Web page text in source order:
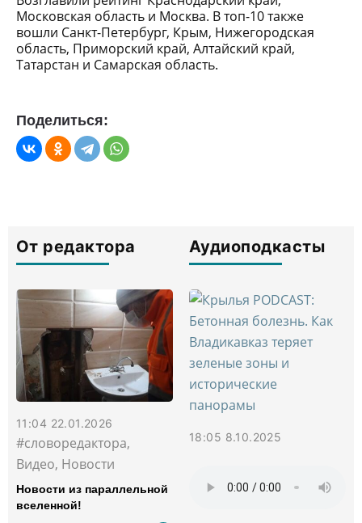
Московская область и Москва. В топ-10 также
вошли Санкт-Петербург, Крым, Нижегородская
область, Приморский край, Алтайский край,
Татарстан и Самарская область.
Поделиться:
От редактора
11:04 22.01.2026
#словоредактора,
Видео, Новости
Новости из параллельной
вселенной!
Аудиоподкасты
18:05 8.10.2025